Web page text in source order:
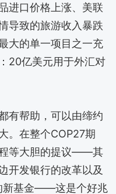
进口价格上涨、美联
导致的旅游收入暴跌
大的单一项目之一充
20亿美元用于外汇对
有帮助，可以由缔约
。在整个COP27期
等大胆的提议——其
开发银行的改革以及
新基金——这是个好兆